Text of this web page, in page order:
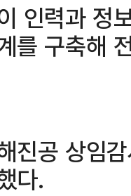
인력과 정
를 구축해
진공 상임
다.